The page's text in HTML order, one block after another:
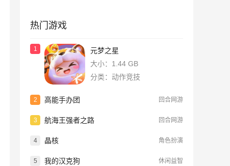
热门游戏
1
元梦之星
大小：1.44 GB
分类：动作竞技
2 高能手办团 回合网游
3 航海王强者之路 回合网游
4 晶核 角色扮演
5 我的汉克狗 休闲益智